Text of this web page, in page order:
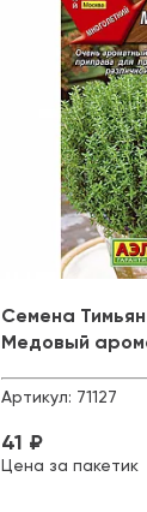
Семена
Медовый
Артикул: 71127
41 ₽
Цена за пакетик